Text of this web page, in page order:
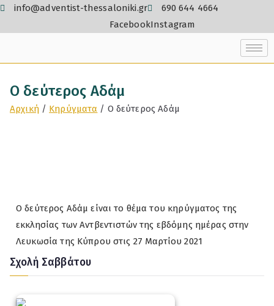
info@adventist-thessaloniki.gr
690 644 4664
FacebookInstagram
Ο δεύτερος Αδάμ
Αρχική Κηρύγματα Ο δεύτερος Αδάμ
Ο δεύτερος Αδάμ είναι το θέμα του κηρύγματος της
εκκλησίας των Αντβεντιστών της εβδόμης ημέρας στην
Λευκωσία της Κύπρου στις 27 Μαρτίου 2021
Σχολή Σαββάτου